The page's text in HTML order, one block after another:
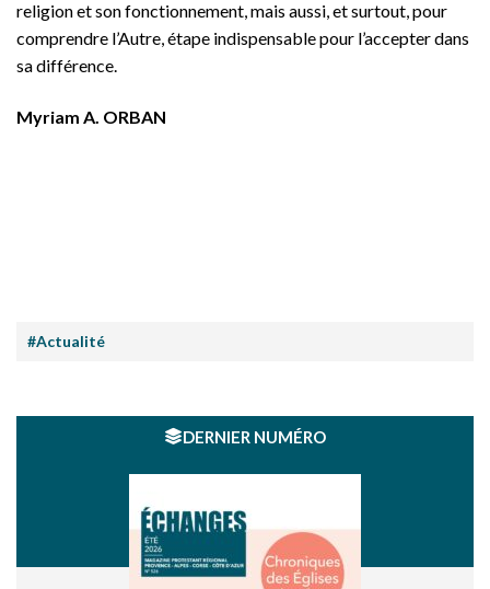
religion et son fonctionnement, mais aussi, et surtout, pour
comprendre l’Autre, étape indispensable pour l’accepter dans
sa différence.
Myriam A. ORBAN
#Actualité
DERNIER NUMÉRO